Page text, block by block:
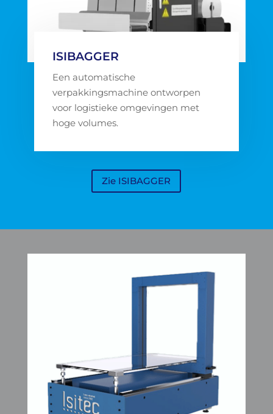
ISIBAGGER
Een automatische
verpakkingsmachine ontworpen
voor logistieke omgevingen met
hoge volumes.
Zie ISIBAGGER